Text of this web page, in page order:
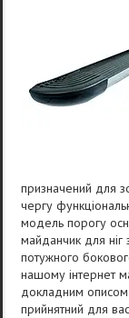
призначений для
чергу
модель порогу
майданчик для ніг
потужного
нашому інтернет
докладним описом
прийнятний для